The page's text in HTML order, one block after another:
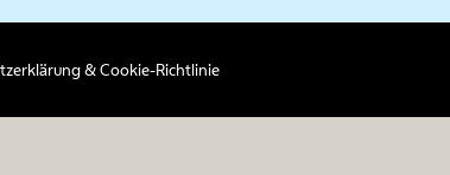
& Cookie-Richtlinie